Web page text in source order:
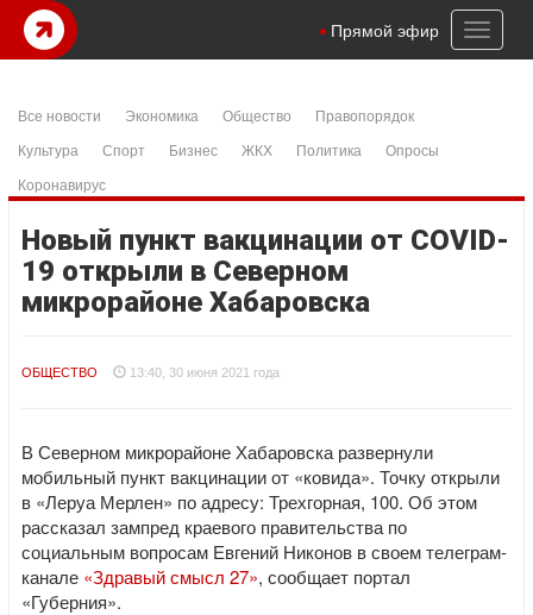
Toggle
Прямой эфир
Все новости Экономика Общество
Правопорядок
Культура
Спорт Бизнес ЖКХ Политика
Опросы
Коронавирус
Новый пункт вакцинации от COVID-
19 открыли в Северном
микрорайоне Хабаровска
ОБЩЕСТВО 13:40, 30 июня 2021 года
В Северном микрорайоне Хабаровска развернули
мобильный пункт вакцинации от «ковида». Точку открыли
в «Леруа Мерлен» по адресу: Трехгорная, 100. Об этом
рассказал зампред краевого правительства по
социальным вопросам Евгений Никонов в своем телеграм-
канале «Здравый смысл 27», сообщает портал
«Губерния».